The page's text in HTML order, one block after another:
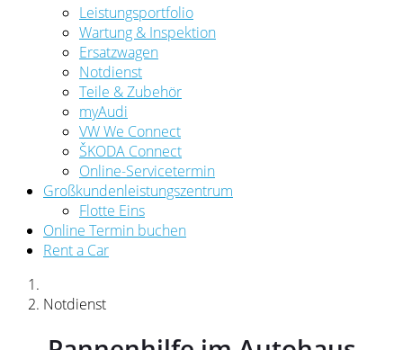
Leistungsportfolio
Wartung & Inspektion
Ersatzwagen
Notdienst
Teile & Zubehör
myAudi
VW We Connect
ŠKODA Connect
Online-Servicetermin
Großkundenleistungszentrum
Flotte Eins
Online Termin buchen
Rent a Car
Notdienst